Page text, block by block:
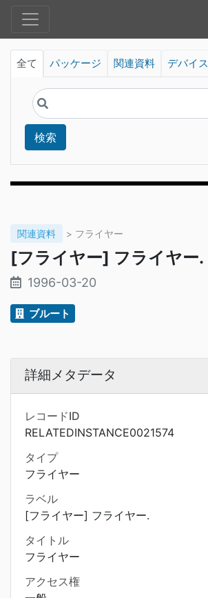
全て パッケージ 関連資料 デバイス
検索
関連資料 > フライヤー
[フライヤー] フライヤー.
1996-03-20
ブルート
詳細メタデータ
レコードID
RELATEDINSTANCE0021574
タイプ
フライヤー
ラベル
[フライヤー] フライヤー.
タイトル
フライヤー
アクセス権